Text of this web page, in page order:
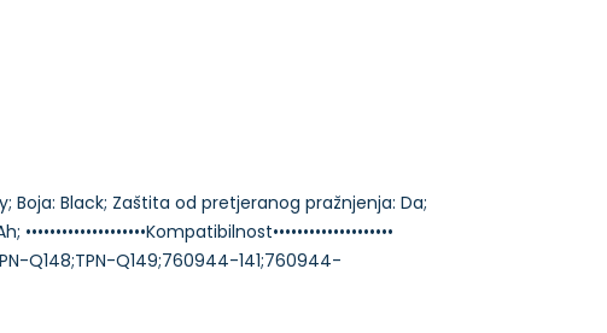
Boja: Black; Zaštita od pretjeranog pražnjenja: Da;
Q148;TPN-Q149;760944-141;760944-